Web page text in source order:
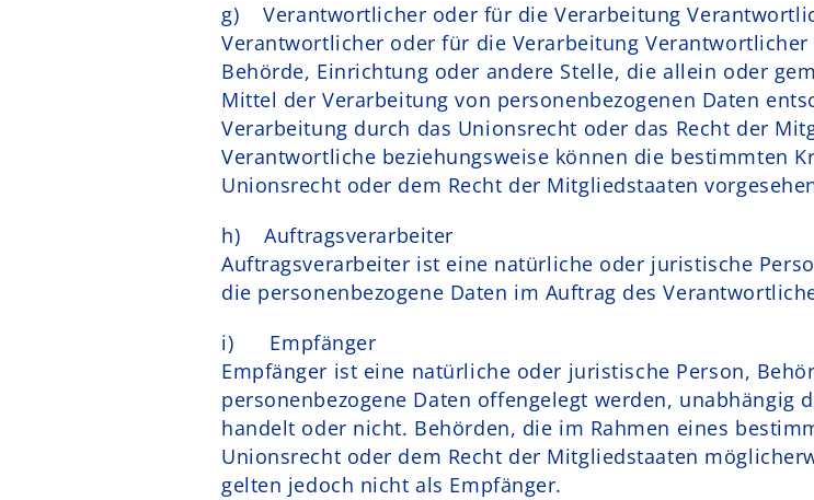
g) Verantwortlicher oder für die Verarbeitung
Verantwortlicher oder für die Verarbeitung
Behörde, Einrichtung oder andere Stelle, die allein oder
Mittel der Verarbeitung von personenbezogenen Daten
Verarbeitung durch das Unionsrecht oder das Recht der
Verantwortliche beziehungsweise können die bestimmten
Unionsrecht oder dem Recht der Mitgliedstaaten
h) Auftragsverarbeiter
Auftragsverarbeiter ist eine natürliche oder juristische
die personenbezogene Daten im Auftrag des
i) Empfänger
Empfänger ist eine natürliche oder juristische Person,
personenbezogene Daten offengelegt werden, unabhängig
handelt oder nicht. Behörden, die im Rahmen eines
Unionsrecht oder dem Recht der Mitgliedstaaten
gelten jedoch nicht als Empfänger.